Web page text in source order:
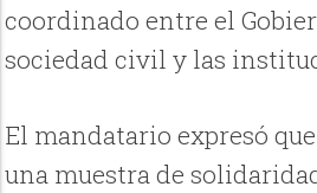
coordinado entre el
sociedad civil y las
El mandatario expresó
una muestra de